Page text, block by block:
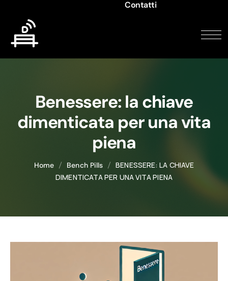
Contatti
Benessere: la chiave
dimenticata per una vita
piena
Home Bench Pills
BENESSERE: LA CHIAVE
DIMENTICATA PER UNA VITA PIENA